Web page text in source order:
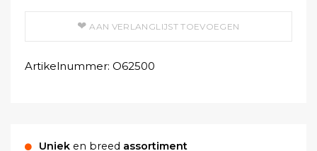
AAN VERLANGLIJST TOEVOEGEN
Artikelnummer: O62500
Uniek en breed assortiment